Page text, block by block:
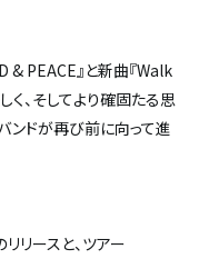
PEACE』と新曲『Walk
く、そしてより確固たる思
ンドが再び前に向って進
リースと、ツアー